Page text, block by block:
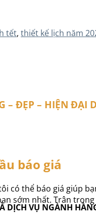
báo giá
có thể báo giá giúp
sớm nhất. Trân
tết, thiết kế lịch năm
– ĐẸP – HIỆN ĐẠI
DỊCH VỤ NGÀNH